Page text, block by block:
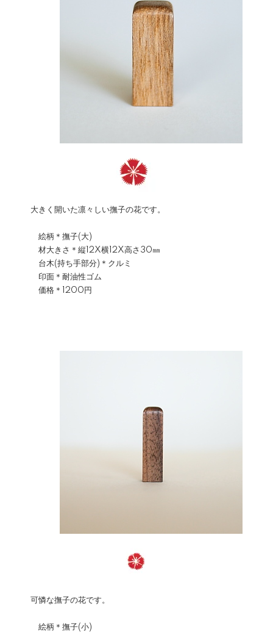
大きく開いた凛々しい撫子の花です。
絵柄＊撫子(大)
材大きさ＊縦12X横12X高さ30㎜
台木(持ち手部分)＊クルミ
印面＊耐油性ゴム
価格＊1200円
可憐な撫子の花です。
絵柄＊撫子(小)